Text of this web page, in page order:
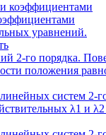
коэффициентами
уравнений.
2-го порядка.
положения
систем 2-
λ1 и